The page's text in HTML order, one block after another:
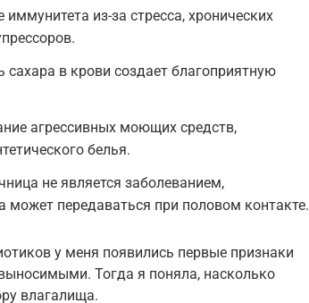
из-за стресса, хронических
в крови создает благоприятную
агрессивных моющих средств,
белья.
не является заболеванием,
передаваться при половом контакте.
у меня появились первые признаки
Тогда я поняла, насколько
влагалища.